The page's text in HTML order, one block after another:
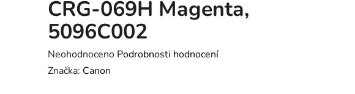
CRG-069H Magenta,
5096C002
Průměrné
hodnocení
Neohodnoceno Podrobnosti hodnocení
Značka: Canon